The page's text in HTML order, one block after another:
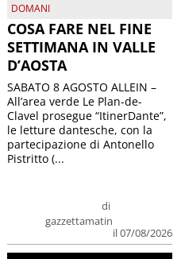
DOMANI
COSA FARE NEL FINE
SETTIMANA IN VALLE
D’AOSTA
di
gazzettamatin
il 07/08/2026
SABATO 8 AGOSTO ALLEIN –
All’area verde Le Plan-de-
Clavel prosegue “ItinerDante”,
le letture dantesche, con la
partecipazione di Antonello
Pistritto (...